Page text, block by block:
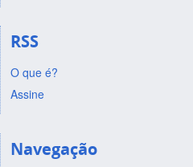
RSS
O que é?
Assine
Navegação